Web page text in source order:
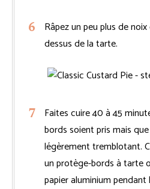
Râpez un peu plus de
dessus de la tarte.
Faites cuire 40 à 45
bords soient pris mais
légèrement tremblotant.
un protège-bords à tarte
papier aluminium pendant